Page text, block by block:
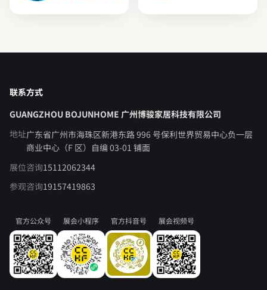
联系方式
GUANGZHOU BOJUNHOME 广州博骏家居科技有限公司
地址广东省广州市海珠区新港东路 996 号保利世界贸易中心负一层
商业中心（F 区）自编 03-01 铺面
展位咨询15112062344
参观咨询19157419863
官方公众号 展会小程序 官方抖音号 展会视频号